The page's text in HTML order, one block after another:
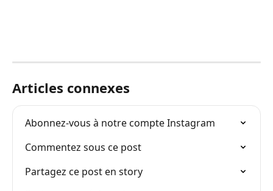
Articles connexes
Abonnez-vous à notre compte Instagram
Commentez sous ce post
Partagez ce post en story